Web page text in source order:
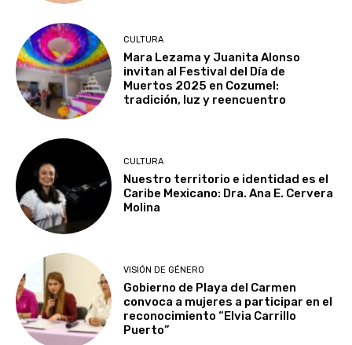
CULTURA
Mara Lezama y Juanita Alonso
invitan al Festival del Día de
Muertos 2025 en Cozumel:
tradición, luz y reencuentro
CULTURA
Nuestro territorio e identidad es el
Caribe Mexicano: Dra. Ana E. Cervera
Molina
VISIÓN DE GÉNERO
Gobierno de Playa del Carmen
convoca a mujeres a participar en el
reconocimiento “Elvia Carrillo
Puerto”